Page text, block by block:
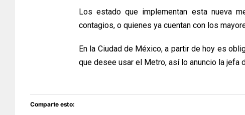
Los estado que implementan esta nueva
contagios, o quienes ya cuentan con los
En la Ciudad de México, a partir de hoy es
que desee usar el Metro, así lo anuncio la jefa
Comparte esto: